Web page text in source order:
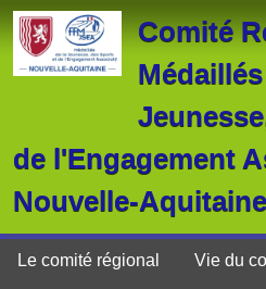
Comité
de l'Engagement
Nouvelle-Aquitaine
Le comité régional Vie du
Panneau de gestion des cookies